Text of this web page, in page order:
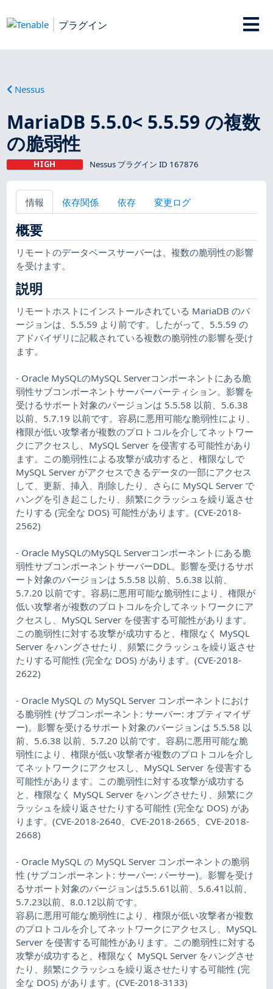
プラグイン
Nessus
MariaDB 5.5.0< 5.5.59 の複数
の脆弱性
HIGH Nessus プラグイン ID 167876
情報 依存関係 依存 変更ログ
概要
リモートのデータベースサーバーは、複数の脆弱性の影響
を受けます。
説明
リモートホストにインストールされている MariaDB のバ
ージョンは、5.5.59 より前です。したがって、5.5.59 の
アドバイザリに記載されている複数の脆弱性の影響を受け
ます。
- Oracle MySQLのMySQL Serverコンポーネントにある脆
弱性サブコンポーネントサーバーパーティション。影響を
受けるサポート対象のバージョンは 5.5.58 以前、5.6.38
以前、5.7.19 以前です。容易に悪用可能な脆弱性により、
権限が低い攻撃者が複数のプロトコルを介してネットワー
クにアクセスし、MySQL Server を侵害する可能性があり
ます。この脆弱性による攻撃が成功すると、権限なしで
MySQL Server がアクセスできるデータの一部にアクセス
して、更新、挿入、削除したり、さらに MySQL Server で
ハングを引き起こしたり、頻繁にクラッシュを繰り返させ
たりする (完全な DOS) 可能性があります。(CVE-2018-
2562)
- Oracle MySQLのMySQL Serverコンポーネントにある脆
弱性サブコンポーネントサーバーDDL。影響を受けるサポ
ート対象のバージョンは 5.5.58 以前、5.6.38 以前、
5.7.20 以前です。容易に悪用可能な脆弱性により、権限が
低い攻撃者が複数のプロトコルを介してネットワークにア
クセスし、MySQL Server を侵害する可能性があります。
この脆弱性に対する攻撃が成功すると、権限なく MySQL
Server をハングさせたり、頻繁にクラッシュを繰り返させ
たりする可能性 (完全な DOS) があります。(CVE-2018-
2622)
- Oracle MySQL の MySQL Server コンポーネントにおけ
る脆弱性 (サブコンポーネント: サーバー: オプティマイザ
ー)。影響を受けるサポート対象のバージョンは 5.5.58 以
前、5.6.38 以前、5.7.20 以前です。容易に悪用可能な脆
弱性により、権限が低い攻撃者が複数のプロトコルを介し
てネットワークにアクセスし、MySQL Server を侵害する
可能性があります。この脆弱性に対する攻撃が成功する
と、権限なく MySQL Server をハングさせたり、頻繁にク
ラッシュを繰り返させたりする可能性 (完全な DOS) があ
ります。(CVE-2018-2640、CVE-2018-2665、CVE-2018-
2668)
- Oracle MySQL の MySQL Server コンポーネントの脆弱
性 (サブコンポーネント: サーバー: パーサー)。影響を受け
るサポート対象のバージョンは5.5.61以前、5.6.41以前、
5.7.23以前、8.0.12以前です。
容易に悪用可能な脆弱性により、権限が低い攻撃者が複数
のプロトコルを介してネットワークにアクセスし、MySQL
Server を侵害する可能性があります。この脆弱性に対する
攻撃が成功すると、権限なく MySQL Server をハングさせ
たり、頻繁にクラッシュを繰り返させたりする可能性 (完
全な DOS) があります。(CVE-2018-3133)